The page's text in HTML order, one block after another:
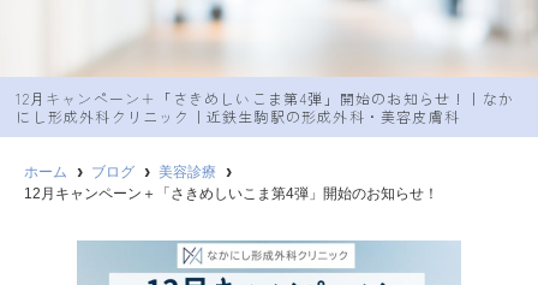
12月キャンペーン＋「さきめしいこま第4弾」開始のお知らせ！｜なか
にし︎形成外科クリニック｜近鉄生駒駅の形成外科・美容皮膚科
ホーム ブログ
美容診療
12月キャンペーン＋「さきめしいこま第4弾」開始のお知らせ！